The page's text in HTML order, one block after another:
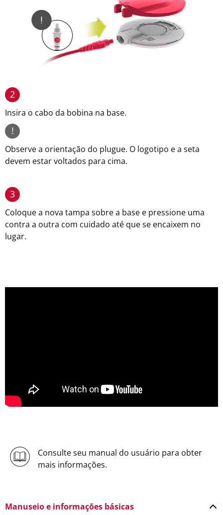
2
Insira o cabo da bobina na base.
!
Observe a orientação do plugue. O logotipo e a seta
devem estar voltados para cima.
3
Coloque a nova tampa sobre a base e pressione uma
contra a outra com cuidado até que se encaixem no
lugar.
Consulte seu manual do usuário para obter
mais informações.
Manuseio e informações básicas